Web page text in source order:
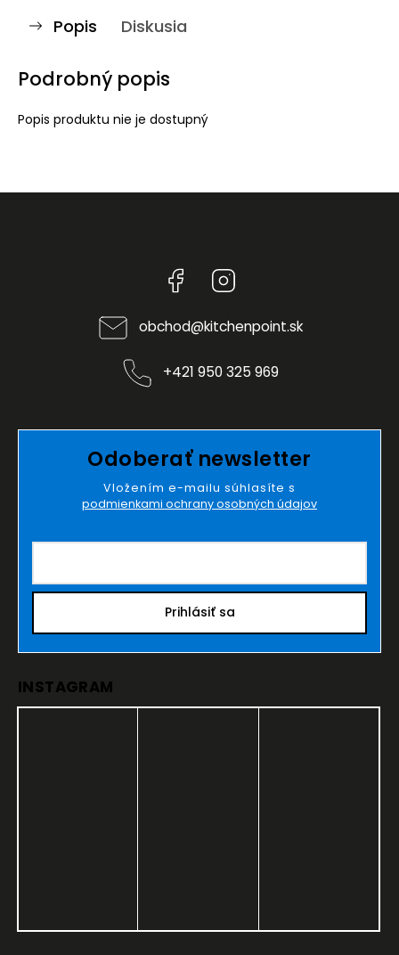
Popis Diskusia
Podrobný popis
Popis produktu nie je dostupný
Facebook
obchod@kitchenpoint.sk
+421 950 325 969
Odoberať newsletter
Vložením e-mailu súhlasíte s
podmienkami ochrany osobných údajov
Prihlásiť sa
INSTAGRAM